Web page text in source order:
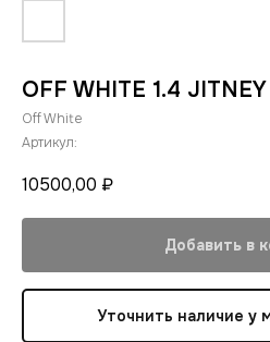
OFF WHITE 1.4
Off White
Артикул:
10500,00 ₽
Добавить в
Уточнить наличие у